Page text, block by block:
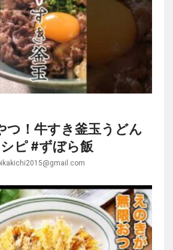
つ！牛すき釜玉うどん
ピ #ずぼら飯